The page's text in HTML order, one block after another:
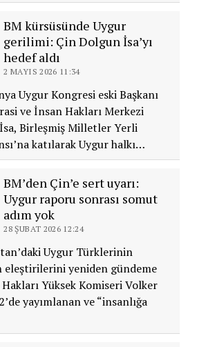
BM kürsüsünde Uygur
gerilimi: Çin Dolgun İsa’yı
hedef aldı
2 MAYIS 2026 11:34
Uygur Kongresi eski Başkanı
ve İnsan Hakları Merkezi
Birleşmiş Milletler Yerli
katılarak Uygur halkı…
BM’den Çin’e sert uyarı:
Uygur raporu sonrası somut
adım yok
28 ŞUBAT 2026 12:24
Uygur Türklerinin
eleştirilerini yeniden gündeme
Hakları Yüksek Komiseri Volker
yayımlanan ve “insanlığa